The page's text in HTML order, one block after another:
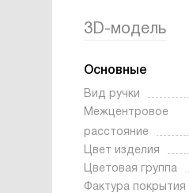
3D-модель
Основные
Вид ручки
Межцентровое
расстояние
Цвет изделия
Цветовая группа
Фактура покрытия